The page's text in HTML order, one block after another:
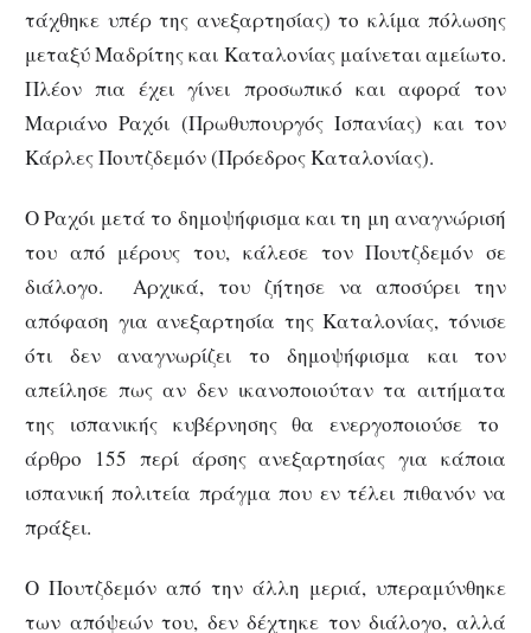
τάχθηκε υπέρ της ανεξαρτησίας) το κλίμα πόλωσης
μεταξύ Μαδρίτης και Καταλονίας μαίνεται αμείωτο.
Πλέον πια έχει γίνει προσωπικό και αφορά τον
Μαριάνο Ραχόι (Πρωθυπουργός Ισπανίας) και τον
Κάρλες Πουτζδεμόν (Πρόεδρος Καταλονίας).
Ο Ραχόι μετά το δημοψήφισμα και τη μη αναγνώρισή
του από μέρους του, κάλεσε τον Πουτζδεμόν σε
διάλογο. Αρχικά, του ζήτησε να αποσύρει την
απόφαση για ανεξαρτησία της Καταλονίας, τόνισε
ότι δεν αναγνωρίζει το δημοψήφισμα και τον
απείλησε πως αν δεν ικανοποιούταν τα αιτήματα
της ισπανικής κυβέρνησης θα ενεργοποιούσε το
άρθρο 155 περί άρσης ανεξαρτησίας για κάποια
ισπανική πολιτεία πράγμα που εν τέλει πιθανόν να
πράξει.
Ο Πουτζδεμόν από την άλλη μεριά, υπεραμύνθηκε
των απόψεών του, δεν δέχτηκε τον διάλογο, αλλά